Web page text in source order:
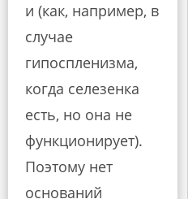
и (как, например, в
случае
гипоспленизма,
когда селезенка
есть, но она не
функционирует).
Поэтому нет
оснований